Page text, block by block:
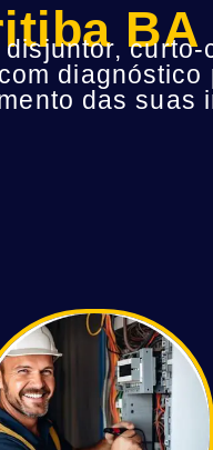
BA
das suas